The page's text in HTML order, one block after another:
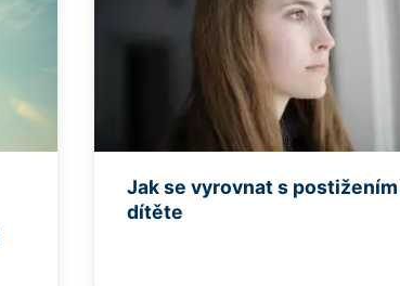
Jak se vyrovnat s postižením
dítěte